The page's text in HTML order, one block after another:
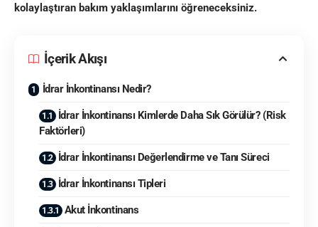
kolaylaştıran bakım yaklaşımlarını öğreneceksiniz.
İçerik Akışı
İdrar İnkontinansı Nedir?
İdrar İnkontinansı Kimlerde Daha Sık Görülür? (Risk
Faktörleri)
İdrar İnkontinansı Değerlendirme ve Tanı Süreci
İdrar İnkontinansı Tipleri
Akut İnkontinans